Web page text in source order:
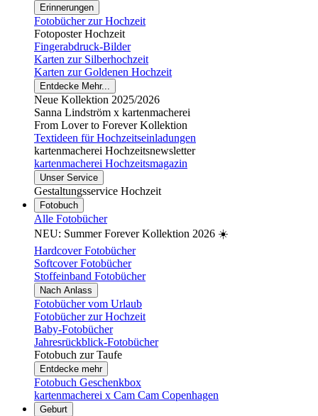
Erinnerungen
Fotobücher zur Hochzeit
Fotoposter Hochzeit
Fingerabdruck-Bilder
Karten zur Silberhochzeit
Karten zur Goldenen Hochzeit
Entdecke Mehr...
Neue Kollektion 2025/2026
Sanna Lindström x kartenmacherei
From Lover to Forever Kollektion
Textideen für Hochzeitseinladungen
kartenmacherei Hochzeitsnewsletter
kartenmacherei Hochzeitsmagazin
Unser Service
Gestaltungsservice Hochzeit
Fotobuch
Alle Fotobücher
NEU: Summer Forever Kollektion 2026 ☀️
Hardcover Fotobücher
Softcover Fotobücher
Stoffeinband Fotobücher
Nach Anlass
Fotobücher vom Urlaub
Fotobücher zur Hochzeit
Baby-Fotobücher
Jahresrückblick-Fotobücher
Fotobuch zur Taufe
Entdecke mehr
Fotobuch Geschenkbox
kartenmacherei x Cam Cam Copenhagen
Geburt